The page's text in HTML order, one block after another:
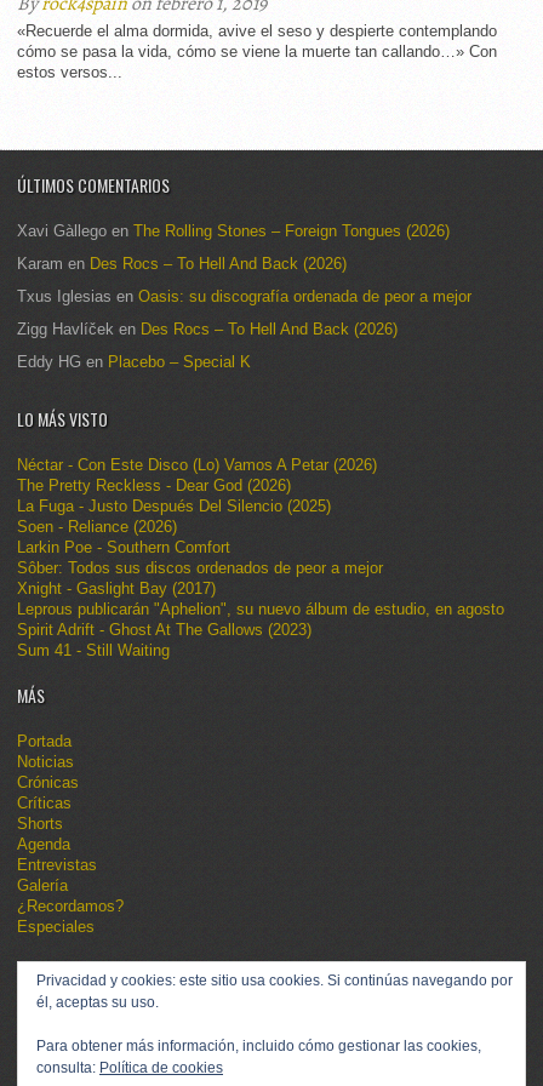
«Recuerde el alma dormida, avive el seso y despierte contemplando
cómo se pasa la vida, cómo se viene la muerte tan callando…» Con
estos versos...
ÚLTIMOS COMENTARIOS
Xavi Gàllego en The Rolling Stones – Foreign Tongues (2026)
Karam en Des Rocs – To Hell And Back (2026)
Txus Iglesias en Oasis: su discografía ordenada de peor a mejor
Zigg Havlíček en Des Rocs – To Hell And Back (2026)
Eddy HG en Placebo – Special K
LO MÁS VISTO
Néctar - Con Este Disco (Lo) Vamos A Petar (2026)
The Pretty Reckless - Dear God (2026)
La Fuga - Justo Después Del Silencio (2025)
Soen - Reliance (2026)
Larkin Poe - Southern Comfort
Sôber: Todos sus discos ordenados de peor a mejor
Xnight - Gaslight Bay (2017)
Leprous publicarán "Aphelion", su nuevo álbum de estudio, en agosto
Spirit Adrift - Ghost At The Gallows (2023)
Sum 41 - Still Waiting
MÁS
Portada
Noticias
Crónicas
Críticas
Shorts
Agenda
Entrevistas
Galería
¿Recordamos?
Especiales
Privacidad y cookies: este sitio usa cookies. Si continúas navegando por
él, aceptas su uso.
Para obtener más información, incluido cómo gestionar las cookies,
consulta: Política de cookies